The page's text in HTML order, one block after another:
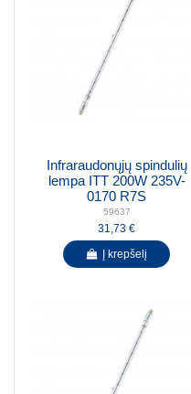
Infraraudonųjų spindulių
lempa ITT 200W 235V-
0170 R7S
59637
31,73 €
Į krepšelį